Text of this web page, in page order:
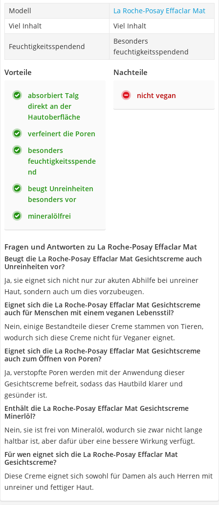
Modell
La Roche-Posay Effaclar Mat
Viel Inhalt
Viel Inhalt
Feuchtigkeitsspendend
Besonders
feuchtigkeitsspendend
Vorteile
absorbiert Talg
direkt an der
Hautoberfläche
verfeinert die Poren
besonders
feuchtigkeitsspende
nd
beugt Unreinheiten
besonders vor
mineralölfrei
Nachteile
nicht vegan
Fragen und Antworten zu La Roche-Posay Effaclar Mat
Beugt die La Roche-Posay Effaclar Mat Gesichtscreme auch
Unreinheiten vor?
Ja, sie eignet sich nicht nur zur akuten Abhilfe bei unreiner
Haut, sondern auch um dies vorzubeugen.
Eignet sich die La Roche-Posay Effaclar Mat Gesichtscreme
auch für Menschen mit einem veganen Lebensstil?
Nein, einige Bestandteile dieser Creme stammen von Tieren,
wodurch sich diese Creme nicht für Veganer eignet.
Eignet sich die La Roche-Posay Effaclar Mat Gesichtscreme
auch zum Öffnen von Poren?
Ja, verstopfte Poren werden mit der Anwendung dieser
Gesichtscreme befreit, sodass das Hautbild klarer und
gesünder ist.
Enthält die La Roche-Posay Effaclar Mat Gesichtscreme
Minerlöl?
Nein, sie ist frei von Mineralöl, wodurch sie zwar nicht lange
haltbar ist, aber dafür über eine bessere Wirkung verfügt.
Für wen eignet sich die La Roche-Posay Effaclar Mat
Gesichtscreme?
Diese Creme eignet sich sowohl für Damen als auch Herren mit
unreiner und fettiger Haut.